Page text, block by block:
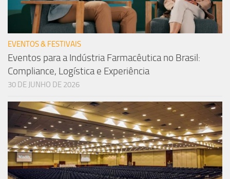
EVENTOS & FESTIVAIS
Eventos para a Indústria Farmacêutica no Brasil:
Compliance, Logística e Experiência
30 DE JUNHO DE 2026